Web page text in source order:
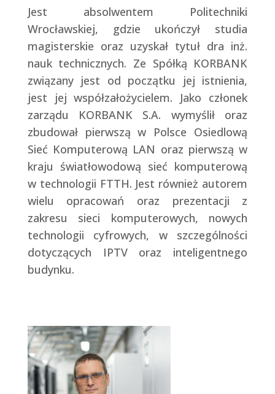
Jest absolwentem Politechniki
Wrocławskiej, gdzie ukończył studia
magisterskie oraz uzyskał tytuł dra inż.
nauk technicznych. Ze Spółką KORBANK
związany jest od początku jej istnienia,
jest jej współzałożycielem. Jako członek
zarządu KORBANK S.A. wymyślił oraz
zbudował pierwszą w Polsce Osiedlową
Sieć Komputerową LAN oraz pierwszą w
kraju światłowodową sieć komputerową
w technologii FTTH. Jest również autorem
wielu opracowań oraz prezentacji z
zakresu sieci komputerowych, nowych
technologii cyfrowych, w szczególności
dotyczących IPTV oraz inteligentnego
budynku.